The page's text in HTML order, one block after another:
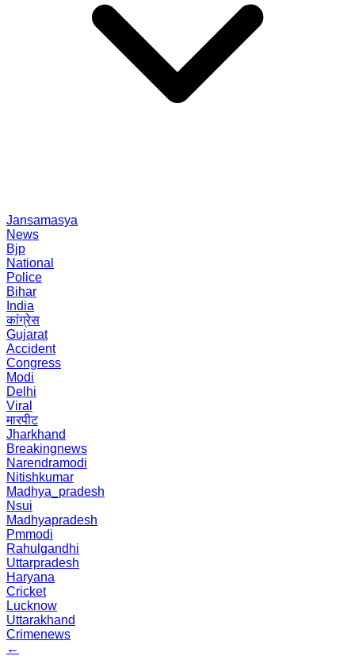
Jansamasya
News
Bjp
National
Police
Bihar
India
कांग्रेस
Gujarat
Accident
Congress
Modi
Delhi
Viral
मारपीट
Jharkhand
Breakingnews
Narendramodi
Nitishkumar
Madhya_pradesh
Nsui
Madhyapradesh
Pmmodi
Rahulgandhi
Uttarpradesh
Haryana
Cricket
Lucknow
Uttarakhand
Crimenews
←